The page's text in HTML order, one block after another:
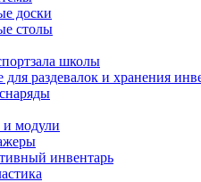
доски
столы
школы
раздевалок и хранения
и модули
инвентарь